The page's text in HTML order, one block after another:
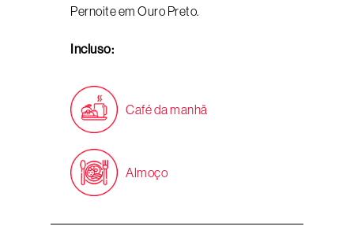
Pernoite em Ouro Preto.
Incluso:
Café da manhã
Almoço